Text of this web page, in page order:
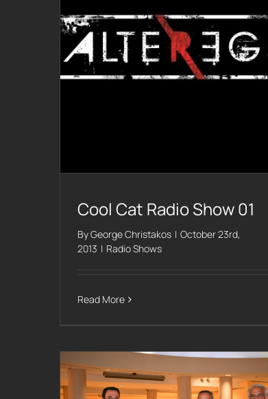
Cool Cat Radio Show 01
ByGeorge Christakos | October 23rd,
2013 | Radio Shows
Read More